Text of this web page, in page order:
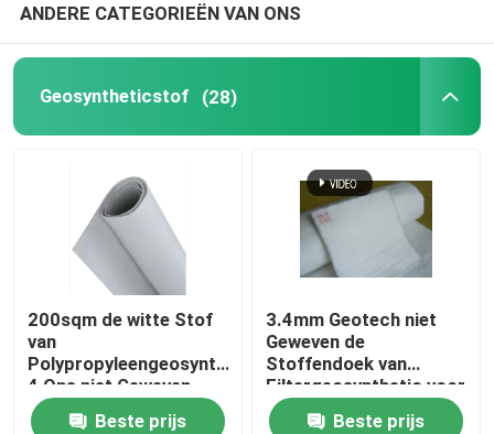
Samengesteld Drainagenetwerk
3D Geomat
De Machine van het Geomembranelassen
ANDERE CATEGORIEËN VAN ONS
Geosyntheticstof (28)
200sqm de witte Stof
van
Polypropyleengeosynthetic
4 Ons niet Geweven
Geotextile Stof
Beste prijs
3.4mm Geotech niet
Geweven de
Stoffendoek van
Filtergeosynthetic voor
Wegenbouw
Beste prijs